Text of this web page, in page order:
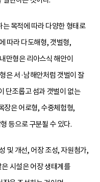
목적에 따라 다양한 형태로
따라 다도해형, 갯벌형,
만형은 리아스식 해안이
은 서·남해안처럼 갯벌이 잘
단조롭고 섬과 갯벌이 없는
장은 어로형, 수중체험형,
등으로 구분될 수 있다.
및 개선, 어장 조성, 자원첨가,
시설은 어장 생태계를